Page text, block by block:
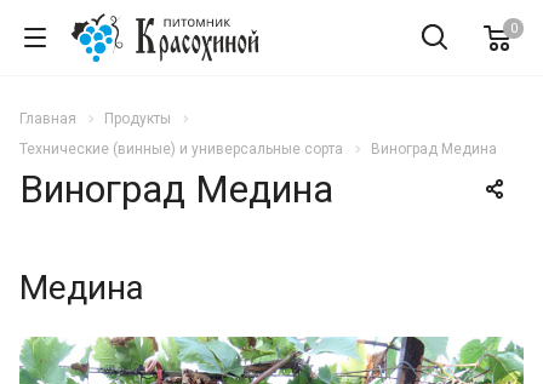
0
Главная
Продукты
Технические (винные) и универсальные сорта
Виноград Медина
Виноград Медина
Медина